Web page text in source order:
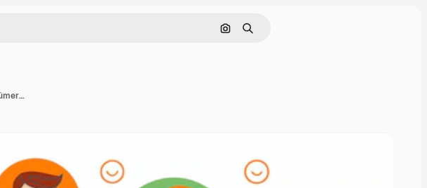
Pesquisar por imagem
Buscar
Um grupo de pessoas com rostos diferentes e as palavras o um com o número de rostos